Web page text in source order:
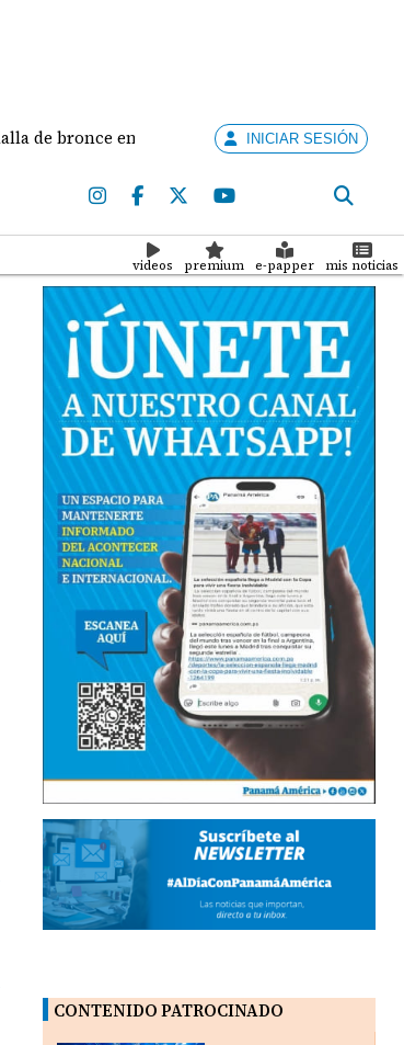
en salto largo femenino José
INICIAR SESIÓN
videos premium e-papper mis noticias
CONTENIDO PATROCINADO